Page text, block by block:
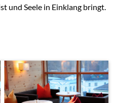
und Seele in Einklang bringt.